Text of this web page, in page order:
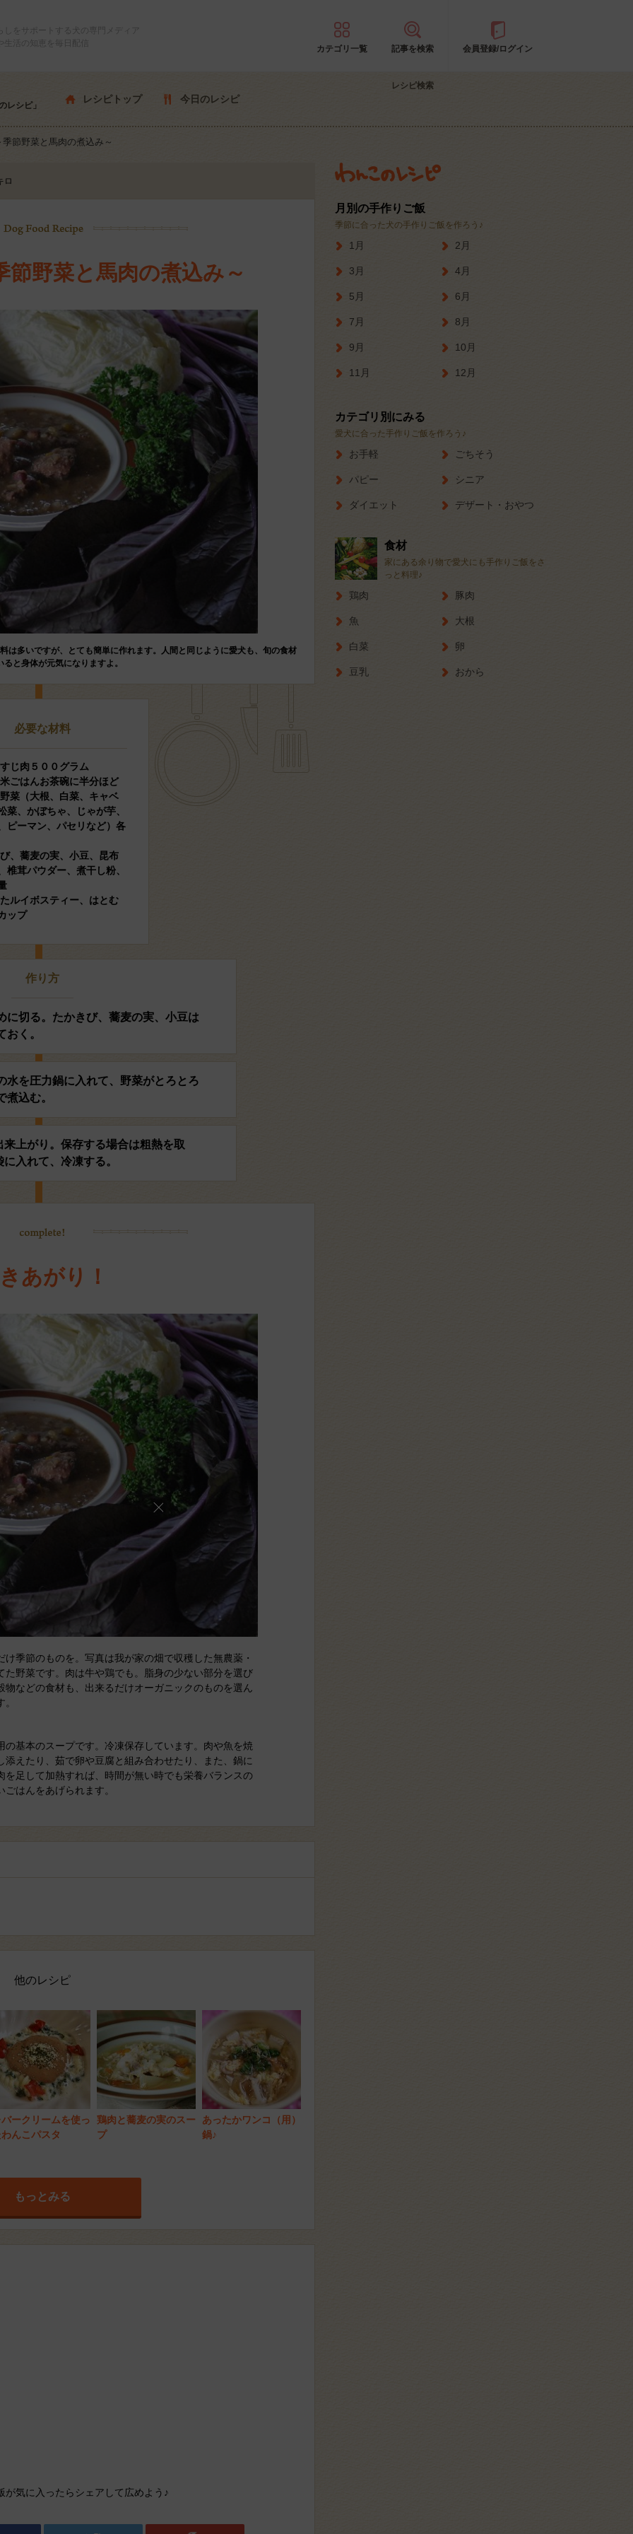
をサポートする犬の専門メディア
活の知恵を毎日配信
カテゴリ一覧 記事を検索 会員登録/ログイン
レシピ」
レシピ検索
レシピトップ 今日のレシピ
節野菜と馬肉の煮込み～
ロ
節野菜と馬肉の煮込み～
は多いですが、とても簡単に作れます。人間と同じように愛犬も、旬の食材
ると身体が元気になりますよ。
必要な材料
じ肉５００グラム
ごはんお茶碗に半分ほど
菜（大根、白菜、キャベ
菜、かぼちゃ、じゃが芋、
ピーマン、パセリなど）各
、蕎麦の実、小豆、昆布
椎茸パウダー、煮干し粉、
ルイボスティー、はとむ
ップ
作り方
に切る。たかきび、蕎麦の実、小豆は
おく。
水を圧力鍋に入れて、野菜がとろとろ
煮込む。
上がり。保存する場合は粗熱を取
入れて、冷凍する。
あがり！
け季節のものを。写真は我が家の畑で収穫した無農薬・
た野菜です。肉は牛や鶏でも。脂身の少ない部分を選び
物などの食材も、出来るだけオーガニックのものを選ん
の基本のスープです。冷凍保存しています。肉や魚を焼
添えたり、茹で卵や豆腐と組み合わせたり、また、鍋に
を足して加熱すれば、時間が無い時でも栄養バランスの
ごはんをあげられます。
他のレシピ
ークリームを使っ
んこパスタ
鶏肉と蕎麦の実のスー
プ
あったかワンコ（用）
鍋♪
もっとみる
が気に入ったらシェアして広めよう♪
月別の手作りご飯
季節に合った犬の手作りご飯を作ろう♪
1月 2月
3月 4月
5月 6月
7月 8月
9月 10月
11月 12月
カテゴリ別にみる
愛犬に合った手作りご飯を作ろう♪
お手軽 ごちそう
パピー シニア
ダイエット デザート・おやつ
食材
家にある余り物で愛犬にも手作りご飯をさ
っと料理♪
鶏肉 豚肉
魚 大根
白菜 卵
豆乳 おから